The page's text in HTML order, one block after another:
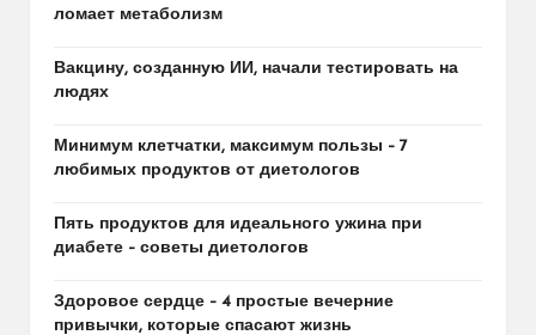
ломает метаболизм
Вакцину, созданную ИИ, начали тестировать на
людях
Минимум клетчатки, максимум пользы – 7
любимых продуктов от диетологов
Пять продуктов для идеального ужина при
диабете – советы диетологов
Здоровое сердце – 4 простые вечерние
привычки, которые спасают жизнь